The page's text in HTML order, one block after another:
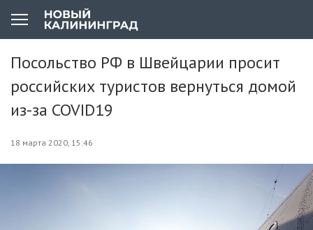
Посольство РФ в Швейцарии просит
российских туристов вернуться домой
из-за COVID19
18 марта 2020, 15:46